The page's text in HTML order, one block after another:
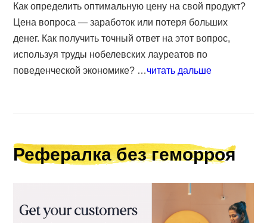
Как определить оптимальную цену на свой продукт?
Цена вопроса — заработок или потеря больших
денег. Как получить точный ответ на этот вопрос,
используя труды нобелевских лауреатов по
поведенческой экономике? …читать дальше
Рефералка без геморроя